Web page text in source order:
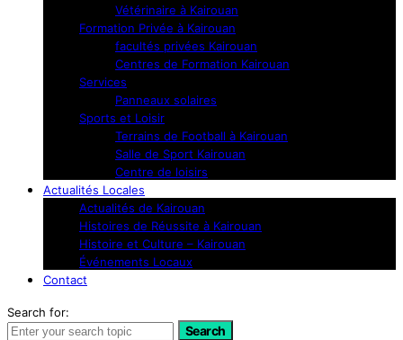
Vétérinaire à Kairouan
Formation Privée à Kairouan
facultés privées Kairouan
Centres de Formation Kairouan
Services
Panneaux solaires
Sports et Loisir
Terrains de Football à Kairouan
Salle de Sport Kairouan
Centre de loisirs
Actualités Locales
Actualités de Kairouan
Histoires de Réussite à Kairouan
Histoire et Culture – Kairouan
Événements Locaux
Contact
Search for:
Search